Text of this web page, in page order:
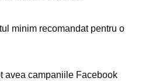
minim recomandat pentru o
avea campaniile Facebook